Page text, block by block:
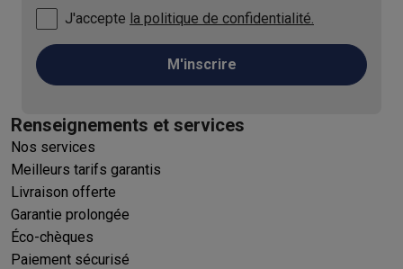
J'accepte la politique de confidentialité.
M'inscrire
Renseignements et services
Nos services
Meilleurs tarifs garantis
Livraison offerte
Garantie prolongée
Éco-chèques
Paiement sécurisé